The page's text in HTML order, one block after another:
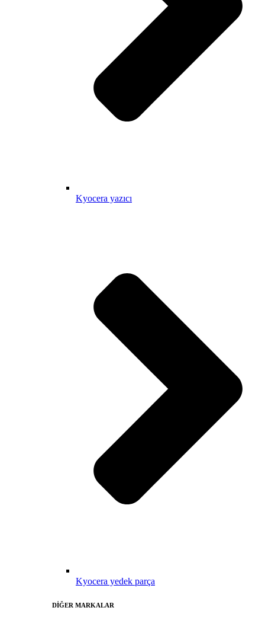
Kyocera yazıcı
Kyocera yedek parça
DİĞER MARKALAR